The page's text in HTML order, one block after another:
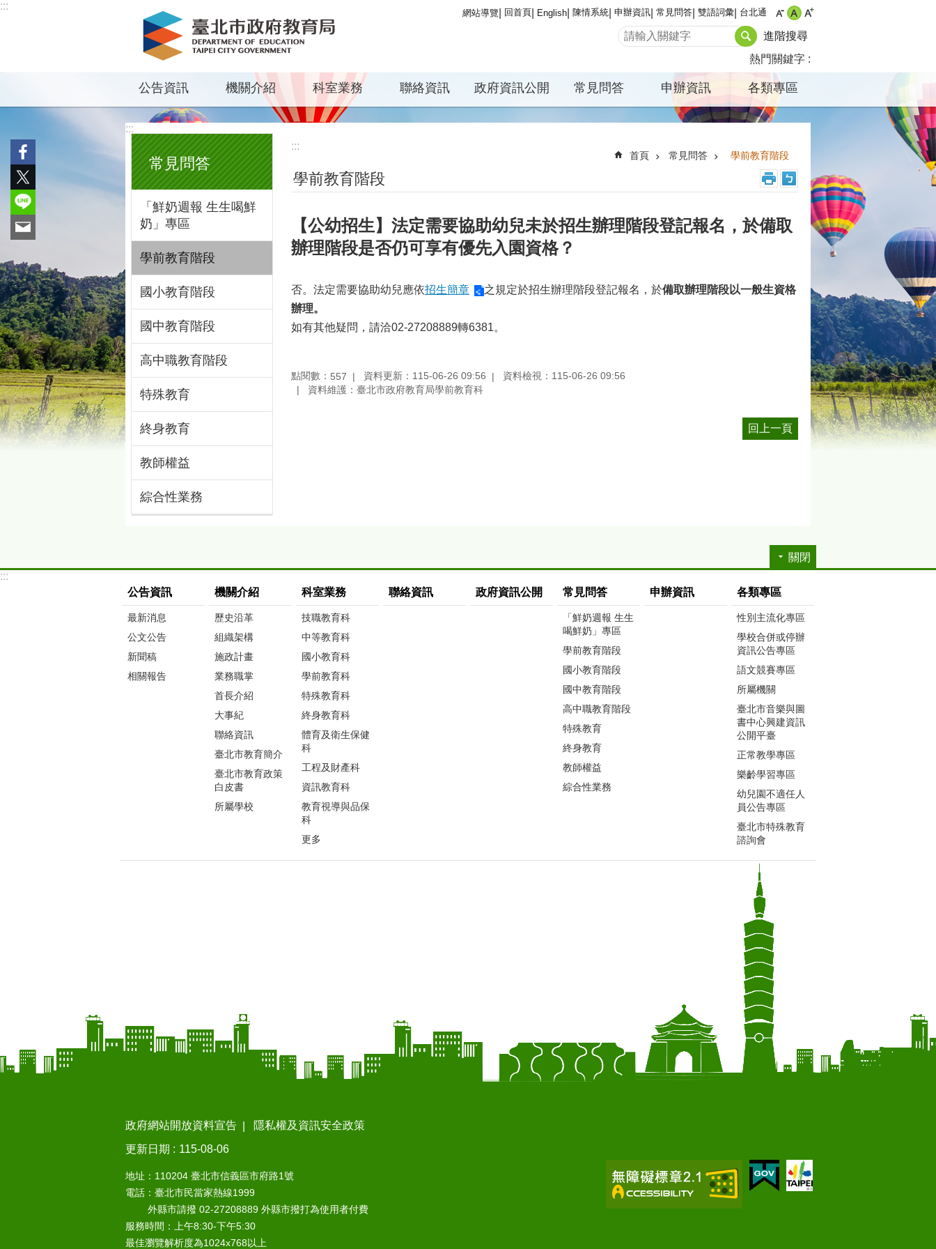
跳到主要內容區塊
:::
網站導覽 回首頁 English 陳情系統 申辦資訊 常見問答 雙語詞彙 台北通
進階搜尋
熱門關鍵字
公告資訊 機關介紹 科室業務 聯絡資訊 政府資訊公開 常見問答 申辦資訊 各類專區
:::
常見問答
「鮮奶週報 生生喝鮮
奶」專區
學前教育階段
國小教育階段
國中教育階段
高中職教育階段
特殊教育
終身教育
教師權益
綜合性業務
:::
首頁 常見問答 學前教育階段
學前教育階段
【公幼招生】法定需要協助幼兒未於招生辦理階段登記報名，於備取
辦理階段是否仍可享有優先入園資格？
否。法定需要協助幼兒應依招生簡章 之規定於招生辦理階段登記報名，於備取辦理階段以一般生資格
辦理。
如有其他疑問，請洽02-27208889轉6381。
點閱數： 557 資料更新：115-06-26 09:56
資料檢視：115-06-26 09:56
資料維護：臺北市政府教育局學前教育科
回上一頁
關閉
:::
公告資訊
最新消息
公文公告
新聞稿
相關報告
機關介紹
歷史沿革
組織架構
施政計畫
業務職掌
首長介紹
大事紀
聯絡資訊
臺北市教育簡介
臺北市教育政策
白皮書
所屬學校
科室業務
技職教育科
中等教育科
國小教育科
學前教育科
特殊教育科
終身教育科
體育及衛生保健
科
工程及財產科
資訊教育科
教育視導與品保
科
更多
聯絡資訊 政府資訊公開 常見問答
「鮮奶週報 生生
喝鮮奶」專區
學前教育階段
國小教育階段
國中教育階段
高中職教育階段
特殊教育
終身教育
教師權益
綜合性業務
申辦資訊 各類專區
性別主流化專區
學校合併或停辦
資訊公告專區
語文競賽專區
所屬機關
臺北市音樂與圖
書中心興建資訊
公開平臺
正常教學專區
樂齡學習專區
幼兒園不適任人
員公告專區
臺北市特殊教育
諮詢會
政府網站開放資料宣告
隱私權及資訊安全政策
更新日期
115-08-06
地址：110204 臺北市信義區市府路1號
電話：臺北市民當家熱線1999
外縣市請撥 02-27208889 外縣市撥打為使用者付費
服務時間：上午8:30-下午5:30
最佳瀏覽解析度為1024x768以上